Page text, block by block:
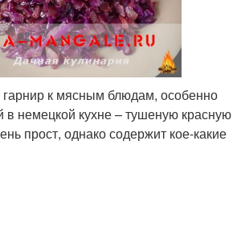
к мясным блюдам, особенно
в немецкой кухне – тушеную красную
прост, однако содержит кое-какие